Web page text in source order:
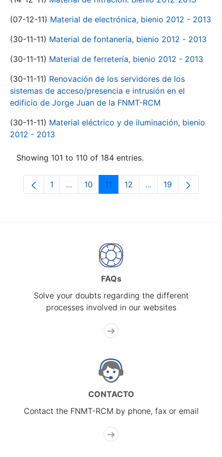
(07-12-11) Material de electrónica, bienio 2012 - 2013
(30-11-11) Material de fontanería, bienio 2012 - 2013
(30-11-11) Material de ferretería, bienio 2012 - 2013
(30-11-11) Renovación de los servidores de los
sistemas de acceso/presencia e intrusión en el
edificio de Jorge Juan de la FNMT-RCM
(30-11-11) Material eléctrico y de iluminación, bienio
2012 - 2013
Showing 101 to 110 of 184 entries.
Page
1 ...Intermediate Pages Use TAB to navigate.
Page
10 Page
11 Page
12 ...Intermediate
Page
19
FAQs
Solve your doubts regarding the different
processes involved in our websites
CONTACTO
Contact the FNMT-RCM by phone, fax or email